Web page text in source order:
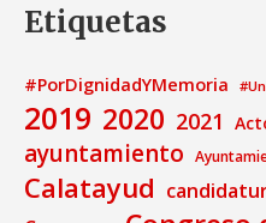
Etiquetas
#PorDignidadYMemoria
2019 2020 2021
ayuntamiento
Calatayud